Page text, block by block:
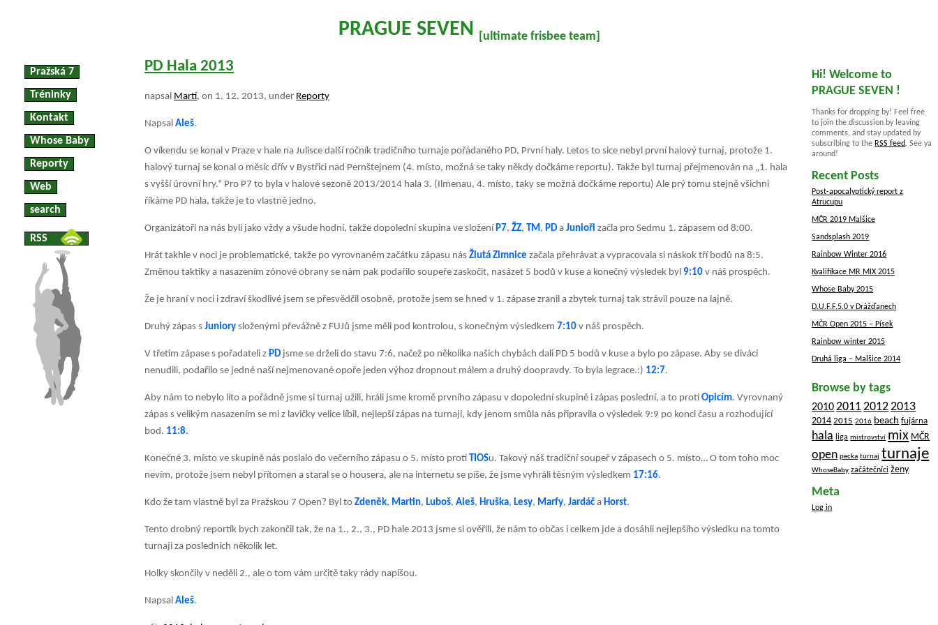
PRAGUE SEVEN [ultimate frisbee team]
Pražská 7
Tréninky
Kontakt
Whose Baby
Reporty
Web
search
RSS
PD Hala 2013
napsal Martí, on 1. 12. 2013, under Reporty
NapsalAleš.
O víkendu se konal v Praze v hale na Julisce další ročník tradičního turnaje pořádaného PD, První haly. Letos to sice nebyl první halový turnaj, protože 1.
halový turnaj se konal o měsíc dřív v Bystřici nad Pernštejnem (4. místo, možná se taky někdy dočkáme reportu). Takže byl turnaj přejmenován na „1. hala
s vyšší úrovní hry.“ Pro P7 to byla v halové sezoně 2013/2014 hala 3. (Ilmenau, 4. místo, taky se možná dočkáme reportu) Ale prý tomu stejně všichni
říkáme PD hala, takže je to vlastně jedno.
Organizátoři na nás byli jako vždy a všude hodní, takže dopolední skupina ve složení P7,ŽZ, TM , PD aJunioři začla pro Sedmu 1. zápasem od 8:00.
Hrát takhle v noci je problematické, takže po vyrovnaném začátku zápasu násŽlutá Zimnice začala přehrávat a vypracovala si náskok tří bodů na 8:5.
Změnou taktiky a nasazením zónové obrany se nám pak podařilo soupeře zaskočit, nasázet 5 bodů v kuse a konečný výsledek byl9:10 v náš prospěch.
Že je hraní v noci i zdraví škodlivé jsem se přesvědčil osobně, protože jsem se hned v 1. zápase zranil a zbytek turnaj tak strávil pouze na lajně.
Druhý zápas sJuniory složenými převážně z FUJů jsme měli pod kontrolou, s konečným výsledkem 7:10 v náš prospěch.
V třetím zápase s pořadateli z PD jsme se drželi do stavu 7:6, načež po několika našich chybách dali PD 5 bodů v kuse a bylo po zápase. Aby se diváci
nenudili, podařilo se jedné naší nejmenované opoře jeden výhoz dropnout málem a druhý doopravdy. To byla legrace.:) 12:7.
Aby nám to nebylo líto a pořádně jsme si turnaj užili, hráli jsme kromě prvního zápasu v dopolední skupině i zápas poslední, a to protiOpicím. Vyrovnaný
zápas s velikým nasazením se mi z lavičky velice líbil, nejlepší zápas na turnaji, kdy jenom smůla nás připravila o výsledek 9:9 po konci času a rozhodující
bod. 11:8.
Konečné 3. místo ve skupině nás poslalo do večerního zápasu o 5. místo proti TIOSu. Takový náš tradiční soupeř v zápasech o 5. místo… O tom toho moc
nevím, protože jsem nebyl přítomen a staral se o housera, ale na internetu se píše, že jsme vyhráli těsným výsledkem 17:16.
Kdo že tam vlastně byl za Pražskou 7 Open? Byl toZdeněk, Martin, Luboš,Aleš, Hruška, Lesy, Marfy,Jardáč a Horst.
Tento drobný reportík bych zakončil tak, že na 1., 2., 3., PD hale 2013 jsme si ověřili, že nám to občas i celkem jde a dosáhli nejlepšího výsledku na tomto
turnaji za posledních několik let.
Holky skončily v neděli 2., ale o tom vám určitě taky rády napíšou.
NapsalAleš.
Hi! Welcome to
PRAGUE SEVEN !
Thanks for dropping by! Feel free
to join the discussion by leaving
comments, and stay updated by
subscribing to the RSS feed. See ya
around!
Recent Posts
Post-apocalyptický report z
Atrucupu
MČR 2019 Malšice
Sandsplash 2019
Rainbow Winter 2016
Kvalifikace MR MIX 2015
Whose Baby 2015
D.U.F.F.5.0 v Drážďanech
MČR Open 2015 – Písek
Rainbow winter 2015
Druhá liga – Malšice 2014
Browse by tags
2010 201120122013
2014 2015 2016 beach fujárna
hala liga mistrovství mix MČR
open pecka turnaj turnaje
WhoseBaby začátečníci ženy
Meta
Log in